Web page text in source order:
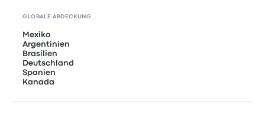
GLOBALE ABDECKUNG
Mexiko
Argentinien
Brasilien
Deutschland
Spanien
Kanada